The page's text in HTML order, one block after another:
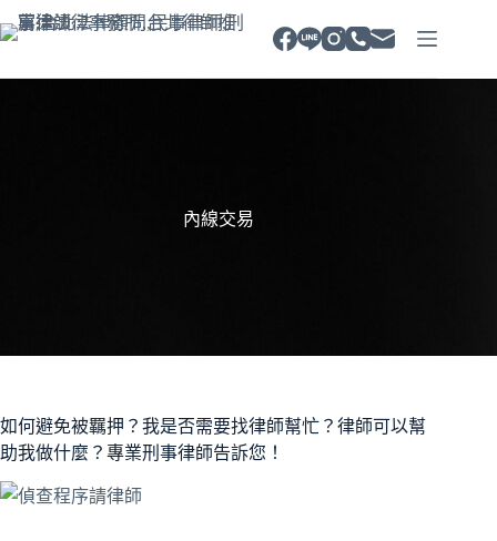
至
內線交易
如何避免被羈押？我是否需要找律師幫忙？律師可以幫
助我做什麼？專業刑事律師告訴您！